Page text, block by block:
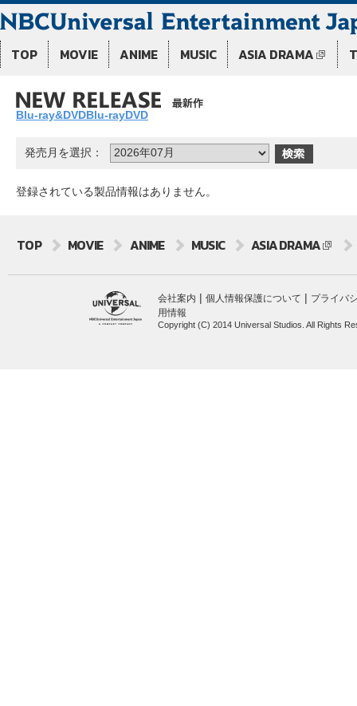
TOP MOVIE ANIME MUSIC ASIA DRAMA
Blu-ray&DVDBlu-rayDVD
発売月を選択：
登録されている製品情報はありません。
TOP MOVIE ANIME MUSIC ASIA DRAMA
会社案内 | 個人情報保護について | プライバ
用情報
Copyright (C) 2014 Universal Studios. All Rights